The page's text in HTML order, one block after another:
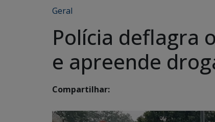
Geral
Polícia deflagra
e apreende
Compartilhar: